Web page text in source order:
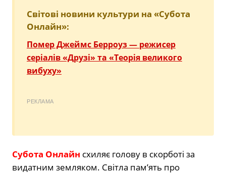
Світові новини культури на «Субота
Онлайн»:
Помер Джеймс Берроуз — режисер
серіалів «Друзі» та «Теорія великого
вибуху»
РЕКЛАМА
Субота Онлайн схиляє голову в скорботі за
видатним земляком. Світла пам’ять про